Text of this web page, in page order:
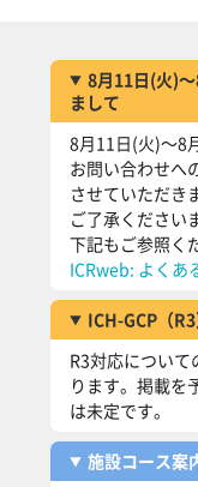
8月11日(火)
まして
8月11日(火)～8
お問い合わせへ
させていただき
ご了承ください
下記もご参照く
ICRweb: よくあ
ICH-GCP（
R3対応につい
ります。掲載を
は未定です。
施設コース案